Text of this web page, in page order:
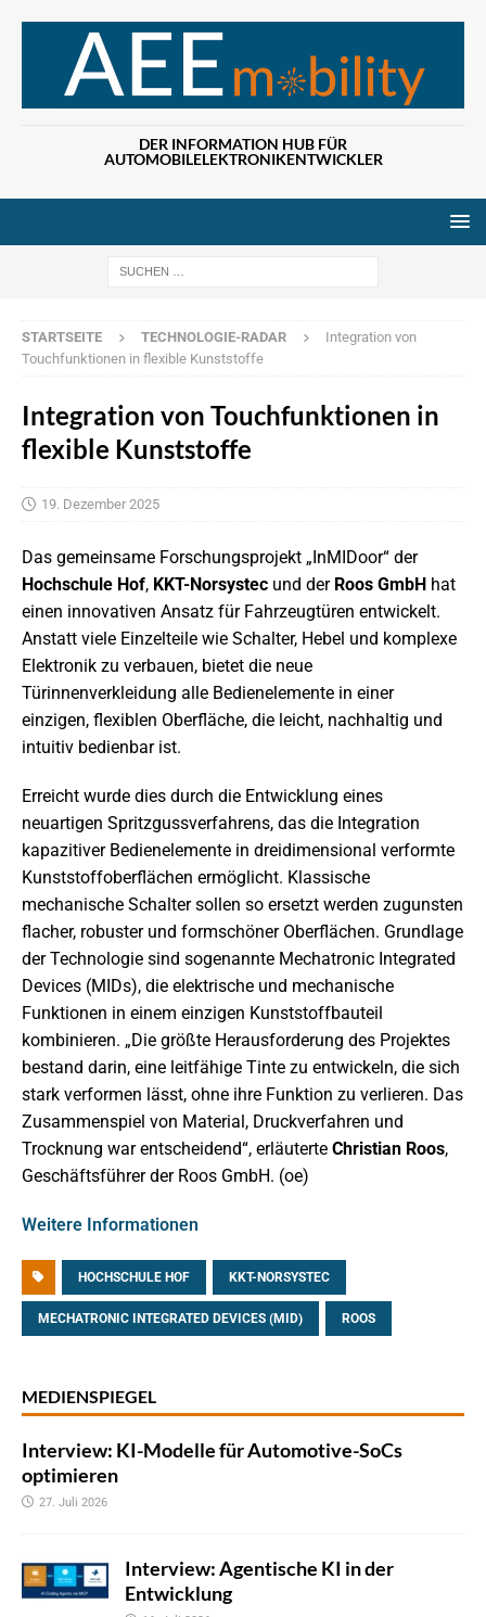
DER INFORMATION HUB FÜR
AUTOMOBILELEKTRONIKENTWICKLER
STARTSEITE TECHNOLOGIE-RADAR
Integration von
Touchfunktionen in flexible Kunststoffe
Integration von Touchfunktionen in
flexible Kunststoffe
19. Dezember 2025
Das gemeinsame Forschungsprojekt „InMIDoor“ der
Hochschule Hof, KKT-Norsystec und der Roos GmbH hat
einen innovativen Ansatz für Fahrzeugtüren entwickelt.
Anstatt viele Einzelteile wie Schalter, Hebel und komplexe
Elektronik zu verbauen, bietet die neue
Türinnenverkleidung alle Bedienelemente in einer
einzigen, flexiblen Oberfläche, die leicht, nachhaltig und
intuitiv bedienbar ist.
Erreicht wurde dies durch die Entwicklung eines
neuartigen Spritzgussverfahrens, das die Integration
kapazitiver Bedienelemente in dreidimensional verformte
Kunststoffoberflächen ermöglicht. Klassische
mechanische Schalter sollen so ersetzt werden zugunsten
flacher, robuster und formschöner Oberflächen. Grundlage
der Technologie sind sogenannte Mechatronic Integrated
Devices (MIDs), die elektrische und mechanische
Funktionen in einem einzigen Kunststoffbauteil
kombinieren. „Die größte Herausforderung des Projektes
bestand darin, eine leitfähige Tinte zu entwickeln, die sich
stark verformen lässt, ohne ihre Funktion zu verlieren. Das
Zusammenspiel von Material, Druckverfahren und
Trocknung war entscheidend“, erläuterte Christian Roos,
Geschäftsführer der Roos GmbH. (oe)
Weitere Informationen
HOCHSCHULE HOF KKT-NORSYSTEC
MECHATRONIC INTEGRATED DEVICES (MID) ROOS
MEDIENSPIEGEL
Interview: KI-Modelle für Automotive-SoCs
optimieren
27. Juli 2026
Interview: Agentische KI in der
Entwicklung